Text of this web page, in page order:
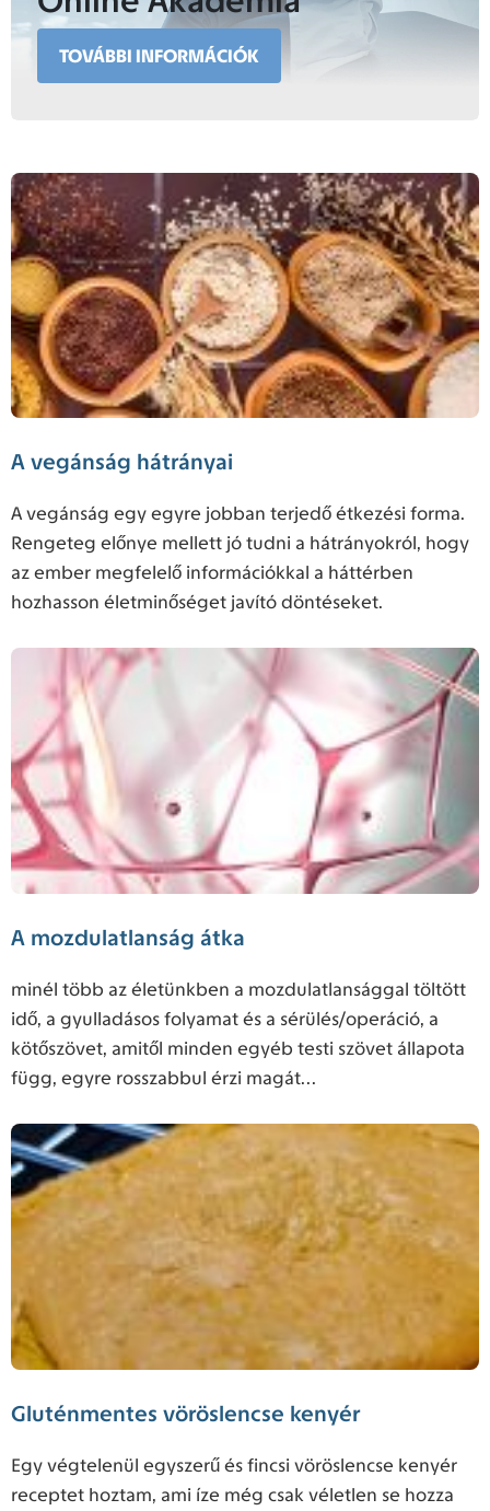
TOVÁBBI INFORMÁCIÓK
A vegánság hátrányai
A vegánság egy egyre jobban terjedő étkezési forma.
Rengeteg előnye mellett jó tudni a hátrányokról, hogy
az ember megfelelő információkkal a háttérben
hozhasson életminőséget javító döntéseket.
A mozdulatlanság átka
minél több az életünkben a mozdulatlansággal töltött
idő, a gyulladásos folyamat és a sérülés/operáció, a
kötőszövet, amitől minden egyéb testi szövet állapota
függ, egyre rosszabbul érzi magát...
Gluténmentes vöröslencse kenyér
Egy végtelenül egyszerű és fincsi vöröslencse kenyér
receptet hoztam, ami íze még csak véletlen se hozza